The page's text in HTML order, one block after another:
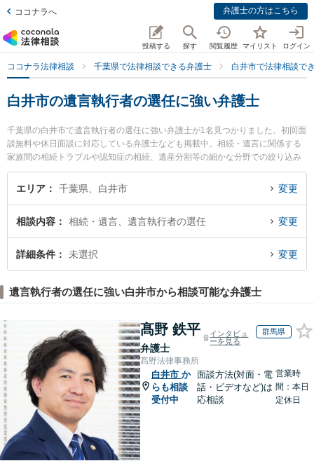
ココナラへ 弁護士の方はこちら
投稿する 探す 閲覧履歴 マイリスト ログイン
ココナラ法律相談 千葉県で法律相談できる弁護士 白井市で法律相談で
白井市の遺言執行者の選任に強い弁護士
千葉県の白井市で遺言執行者の選任に強い弁護士が1名見つかりました。初回面
談無料や休日面談に対応している弁護士なども掲載中。相続・遺言に関係する
家族間の相続トラブルや認知症の相続、遺産分割等の細かな分野での絞り込み
検索もでき便利です。特に岩井総合法律事務所の岩井 聡明弁護士のプロフィー
ル情報や弁護士費用、強みなどが注目されています。『白井市で土日や夜間に
相談無料で遺言執行者の選任を法律相談できる白井市内の弁護士に相談予約し
たい』などでお困りの相談者さんにおすすめです。
エリア 千葉県、白井市 変更
相談内容 相続・遺言、遺言執行者の選任 変更
詳細条件 未選択 変更
遺言執行者の選任に強い白井市から相談可能な弁護士
髙野 鉄平
弁護士
インタビュ
ーを見る
群馬県
髙野法律事務所
白井市 か
らも相談
受付中
面談方法(対面・電
話・ビデオなど)は
応相談
営業時
間：本日
定休日